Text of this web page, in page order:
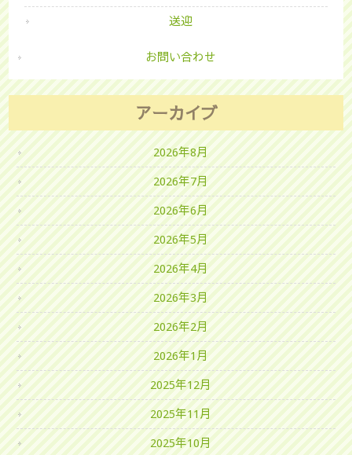
送迎
お問い合わせ
アーカイブ
2026年8月
2026年7月
2026年6月
2026年5月
2026年4月
2026年3月
2026年2月
2026年1月
2025年12月
2025年11月
2025年10月